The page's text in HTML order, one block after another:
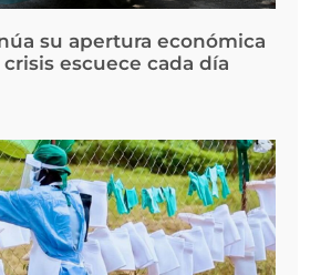
su apertura económica
escuece cada día